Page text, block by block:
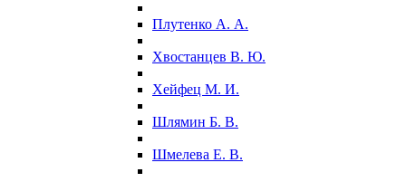
Плутенко А. А.
Хвостанцев В. Ю.
Хейфец М. И.
Шлямин Б. В.
Шмелева Е. В.